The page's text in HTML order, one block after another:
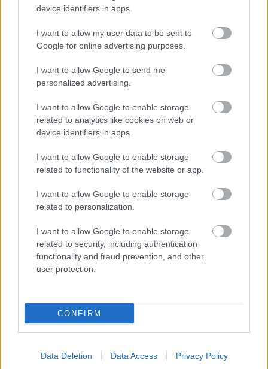
device identifiers in apps.
I want to allow my user data to be sent to
Google for online advertising purposes.
I want to allow Google to send me
personalized advertising.
I want to allow Google to enable storage
related to analytics like cookies on web or
device identifiers in apps.
I want to allow Google to enable storage
related to functionality of the website or app.
I want to allow Google to enable storage
related to personalization.
I want to allow Google to enable storage
related to security, including authentication
functionality and fraud prevention, and other
user protection.
CONFIRM
Data Deletion Data Access Privacy Policy
Νέα κβαντική πύλη εντοπίζει μόνη
της τα σφάλματα ως απώλειες
φωτονίων
περισσότερα
, 8 Αυγούστου 2026 || Τουρισμός